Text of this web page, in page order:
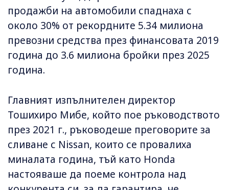
продажби на автомобили спаднаха с
около 30% от рекордните 5.34 милиона
превозни средства през финансовата 2019
година до 3.6 милиона бройки през 2025
година.
Главният изпълнителен директор
Тошихиро Мибе, който пое ръководството
през 2021 г., ръководеше преговорите за
сливане с Nissan, които се провалиха
миналата година, тъй като Honda
настояваше да поеме контрола над